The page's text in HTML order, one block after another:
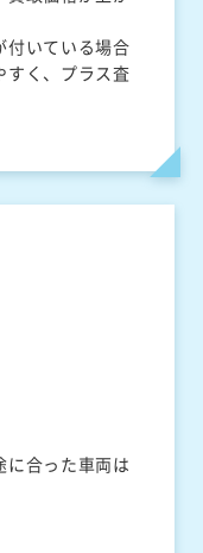
付いている場合
すく、プラス査
に合った車両は